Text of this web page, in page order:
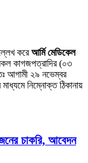
করেআর্মি মেডিকেল
কাগজপত্রাদির (০৩
আগামী ২৯ নভেম্বর
নিম্নোক্ত ঠিকানায়
চাকরি, আবেদন